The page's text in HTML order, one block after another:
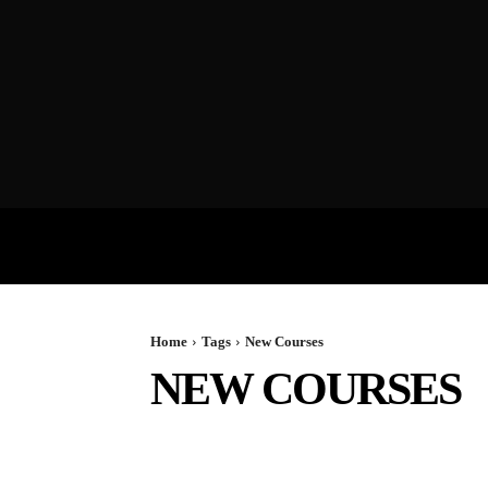
Home Tags New Courses
NEW COURSES